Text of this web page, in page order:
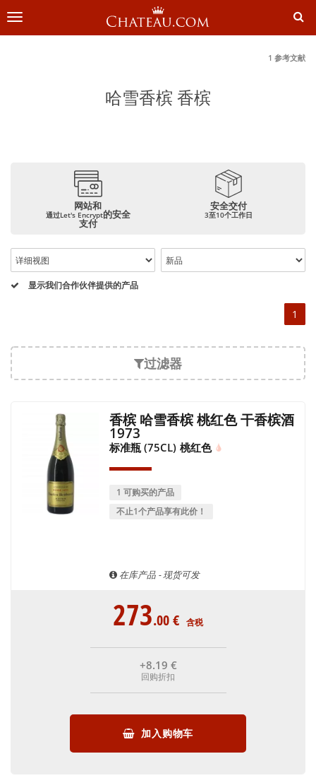
切
导
1 参考文献
哈雪香槟 香槟
网站和
通过Let's Encrypt的安全
支付
安全交付
3至10个工作日
显示我们合作伙伴提供的产品
1
过滤器
香槟 哈雪香槟 桃红色 干香槟酒
1973
标准瓶 (75CL) 桃红色
1 可购买的产品
不止1个产品享有此价！
在库产品 - 现货可发
273.00€ 含税
+8.19 €
回购折扣
加入购物车